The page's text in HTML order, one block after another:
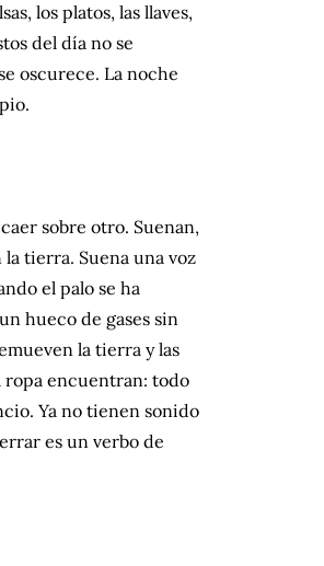
los platos, las llaves,
del día no se
oscurece. La noche
sobre otro. Suenan,
la tierra. Suena una voz
el palo se ha
hueco de gases sin
la tierra y las
ropa encuentran: todo
Ya no tienen sonido
es un verbo de